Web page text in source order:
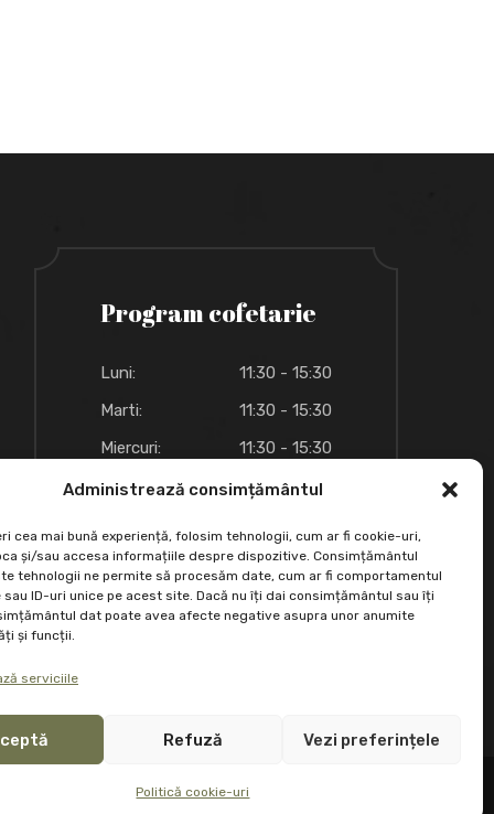
Administrează consimțământul
cea mai bună experiență, folosim tehnologii, cum ar fi cookie-uri,
și/sau accesa informațiile despre dispozitive. Consimțământul
tehnologii ne permite să procesăm date, cum ar fi comportamentul
ID-uri unice pe acest site. Dacă nu îți dai consimțământul sau îți
dat poate avea afecte negative asupra unor anumite
și funcții.
serviciile
Refuză Vezi preferințele
Politică cookie-uri
Program cofetarie
Luni:
11:30 - 15:30
Marti:
11:30 - 15:30
Miercuri:
11:30 - 15:30
Joi:
11:30 - 15:30
Sambata:
09:00 - 18:00
Duminica:
09:00 - 18:00
Politică cookie-uri (UE)